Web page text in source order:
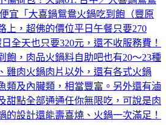
宜「大喜鍋鴛鴦火鍋吃到飽（豐原
上，超佛的價位平日午餐只要270
全天也只要320元，還不收服務費！
飽，肉品火鍋料自助吧也有20～23種
雞肉火鍋肉片以外，還有各式火鍋
類及內臟類，相當豐富。另外還有滷
甜點全部通通任你無限吃，可說是肉
的設計還能壽喜燒、火鍋一次滿足！